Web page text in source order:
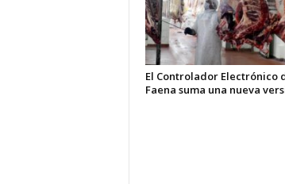
El Controlador Electrónico
Faena suma una nueva